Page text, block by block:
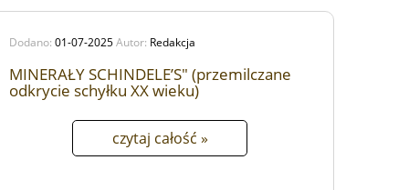
Dodano: 01-07-2025Autor: Redakcja
MINERAŁY SCHINDELE’S" (przemilczane
odkrycie schyłku XX wieku)
czytaj całość »